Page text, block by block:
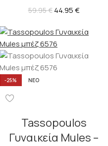
59.95€ 44.95€
-25% ΝΈΟ
Tassopoulos
Γυναικεία Mules –